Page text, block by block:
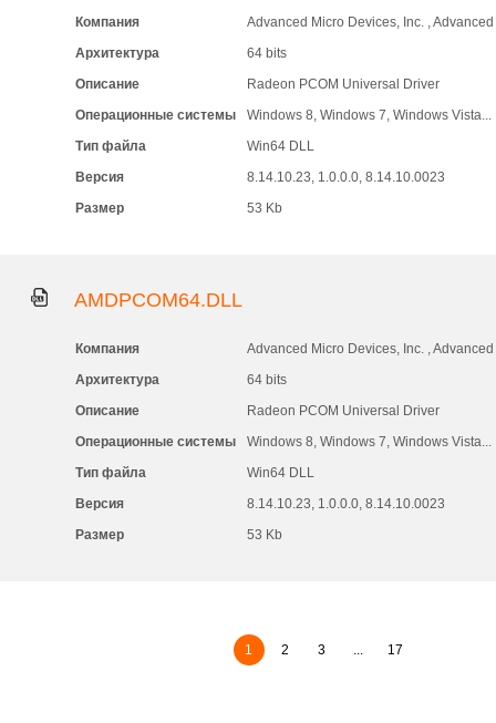
Компания
Advanced Micro Devices, Inc. ,
Архитектура
64 bits
Описание
Radeon PCOM Universal Driver
Операционные системы
Windows 8, Windows 7, Windows Vista...
Тип файла
Win64 DLL
Версия
8.14.10.23, 1.0.0.0, 8.14.10.0023
Размер
53 Kb
AMDPCOM64.DLL
Компания
Advanced Micro Devices, Inc. ,
Архитектура
64 bits
Описание
Radeon PCOM Universal Driver
Операционные системы
Windows 8, Windows 7, Windows Vista...
Тип файла
Win64 DLL
Версия
8.14.10.23, 1.0.0.0, 8.14.10.0023
Размер
53 Kb
1 2 3 ... 17